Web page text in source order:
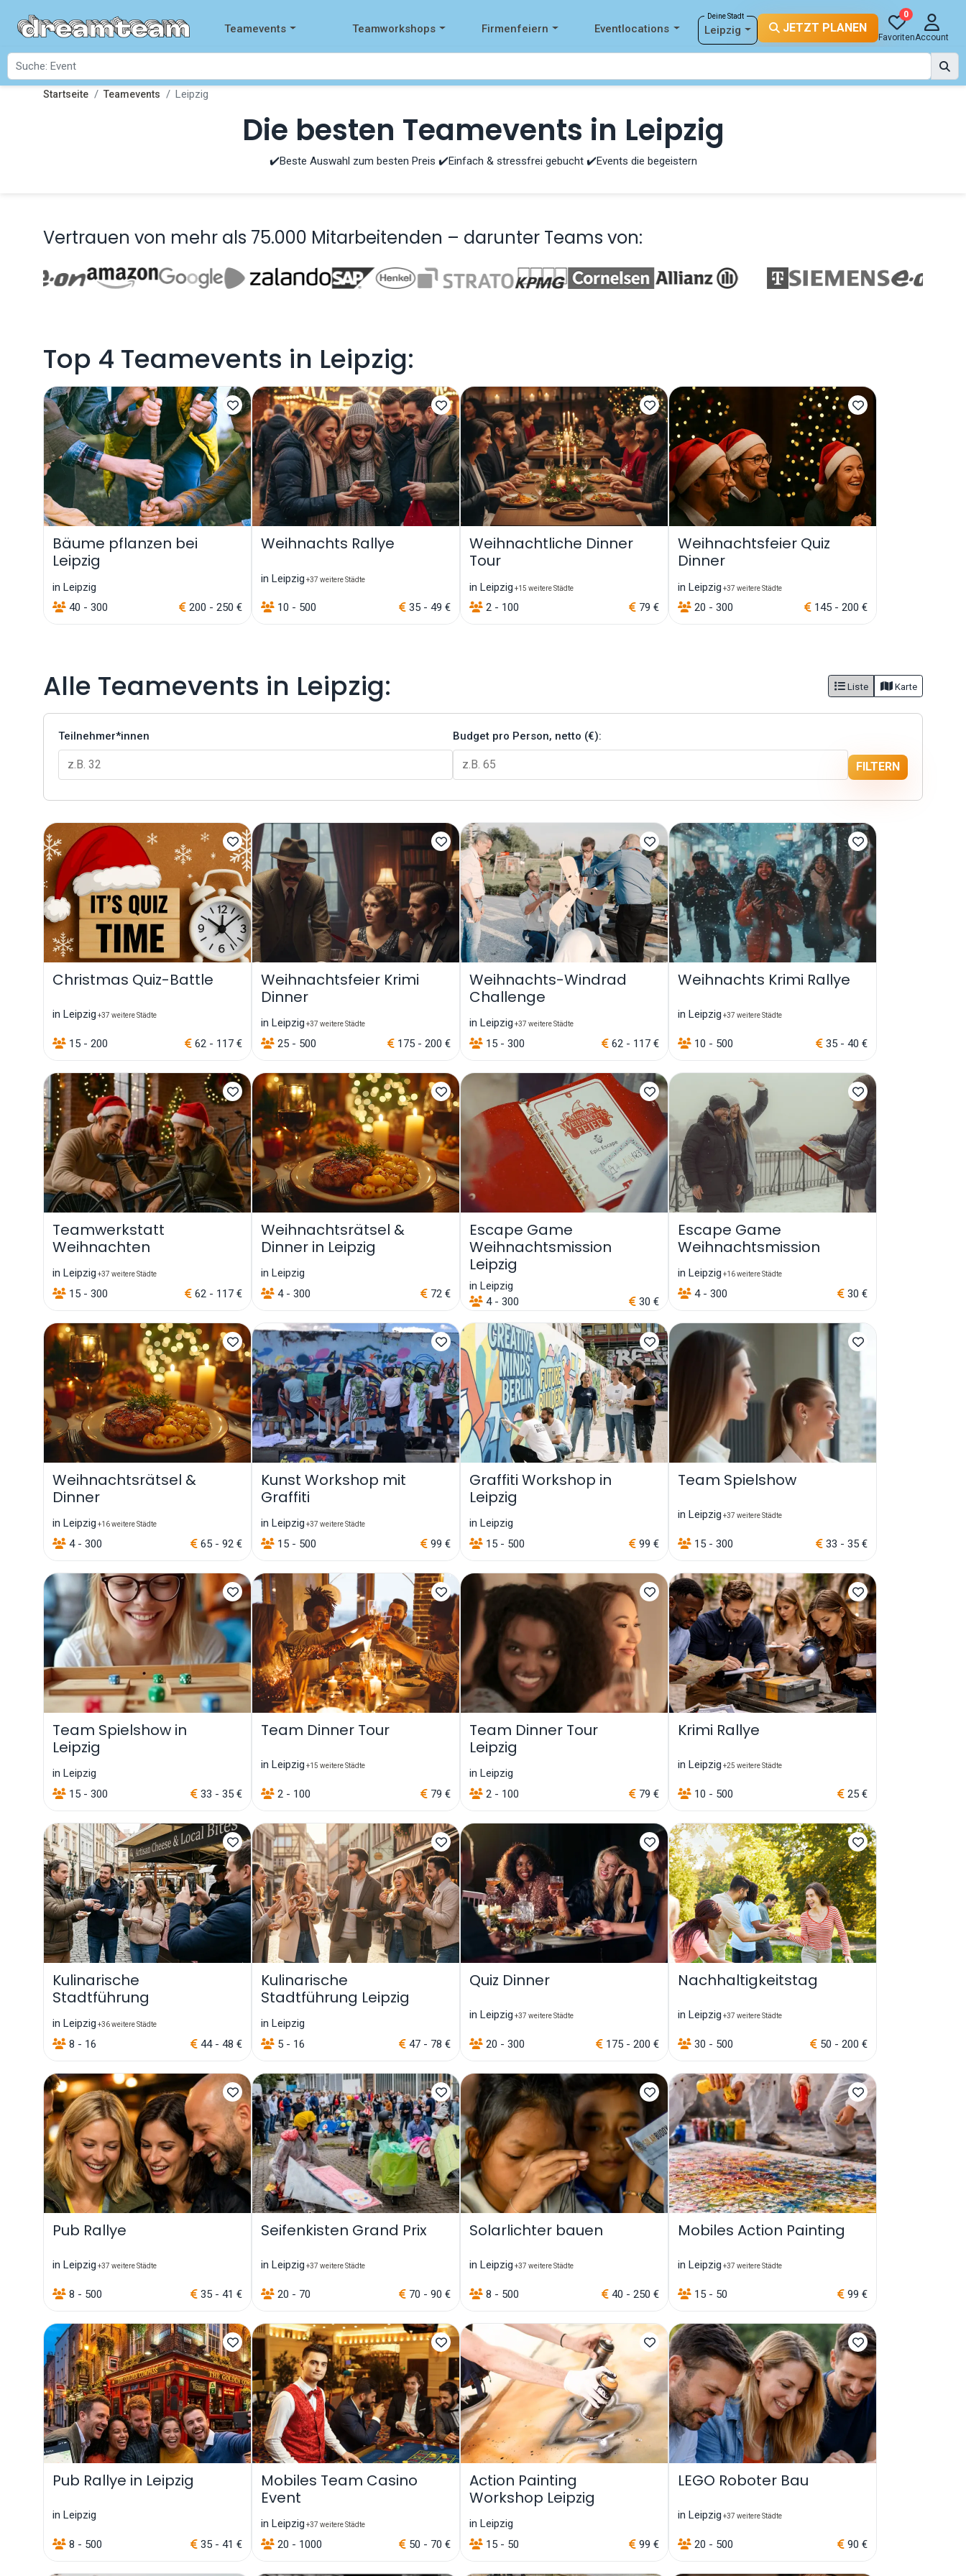
Teamevents Teamworkshops Firmenfeiern Eventlocations
Deine Stadt
Leipzig JETZT PLANEN
0
FavoritenAccount
Startseite Teamevents Leipzig
Die besten Teamevents in Leipzig
✔️Beste Auswahl zum besten Preis ✔️Einfach & stressfrei gebucht ✔️Events die begeistern
Vertrauen von mehr als 75.000 Mitarbeitenden – darunter Teams von:
Top 4 Teamevents in Leipzig:
Bäume pflanzen bei
Leipzig
in Leipzig
40 - 300
200 - 250 €
Weihnachts Rallye
in Leipzig +37 weitere Städte
10 - 500 35 - 49 €
Weihnachtliche Dinner
Tour
in Leipzig +15 weitere Städte
2 - 100 79 €
Weihnachtsfeier Quiz
Dinner
in Leipzig +37 weitere Städte
20 - 300 145 - 200 €
Alle Teamevents in Leipzig: Liste Karte
Teilnehmer*innen Budget pro Person, netto (€):
FILTERN
Christmas Quiz-Battle
in Leipzig +37 weitere Städte
15 - 200 62 - 117 €
Weihnachtsfeier Krimi
Dinner
in Leipzig +37 weitere Städte
25 - 500 175 - 200 €
Weihnachts-Windrad
Challenge
in Leipzig +37 weitere Städte
15 - 300 62 - 117 €
Weihnachts Krimi Rallye
in Leipzig +37 weitere Städte
10 - 500 35 - 40 €
Teamwerkstatt
Weihnachten
in Leipzig +37 weitere Städte
15 - 300 62 - 117 €
Weihnachtsrätsel &
Dinner in Leipzig
in Leipzig
4 - 300
72 €
Escape Game
Weihnachtsmission
Leipzig
in Leipzig
4 - 300
30 €
Escape Game
Weihnachtsmission
in Leipzig +16 weitere Städte
4 - 300 30 €
Weihnachtsrätsel &
Dinner
in Leipzig +16 weitere Städte
4 - 300 65 - 92 €
Kunst Workshop mit
Graffiti
in Leipzig +37 weitere Städte
15 - 500 99 €
Graffiti Workshop in
Leipzig
in Leipzig
15 - 500
99 €
Team Spielshow
in Leipzig +37 weitere Städte
15 - 300 33 - 35 €
Team Spielshow in
Leipzig
in Leipzig
15 - 300
33 - 35 €
Team Dinner Tour
in Leipzig +15 weitere Städte
2 - 100 79 €
Team Dinner Tour
Leipzig
in Leipzig
2 - 100
79 €
Krimi Rallye
in Leipzig +25 weitere Städte
10 - 500 25 €
Kulinarische
Stadtführung
in Leipzig +36 weitere Städte
8 - 16 44 - 48 €
Kulinarische
Stadtführung Leipzig
in Leipzig
5 - 16
47 - 78 €
Quiz Dinner
in Leipzig +37 weitere Städte
20 - 300 175 - 200 €
Nachhaltigkeitstag
in Leipzig +37 weitere Städte
30 - 500 50 - 200 €
Pub Rallye
in Leipzig +37 weitere Städte
8 - 500 35 - 41 €
Seifenkisten Grand Prix
in Leipzig +37 weitere Städte
20 - 70 70 - 90 €
Solarlichter bauen
in Leipzig +37 weitere Städte
8 - 500 40 - 250 €
Mobiles Action Painting
in Leipzig +37 weitere Städte
15 - 50 99 €
Pub Rallye in Leipzig
in Leipzig
8 - 500 35 - 41 €
Mobiles Team Casino
Event
in Leipzig +37 weitere Städte
20 - 1000 50 - 70 €
Action Painting
Workshop Leipzig
in Leipzig
15 - 50
99 €
LEGO Roboter Bau
in Leipzig +37 weitere Städte
20 - 500 90 €